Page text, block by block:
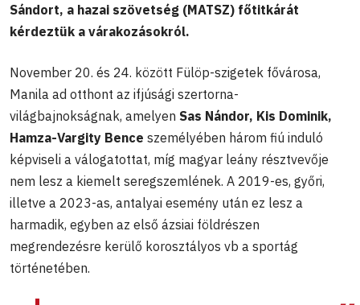
Sándort, a hazai szövetség (MATSZ) főtitkárát
kérdeztük a várakozásokról.
November 20. és 24. között Fülöp-szigetek fővárosa,
Manila ad otthont az ifjúsági szertorna-
világbajnokságnak, amelyen Sas Nándor, Kis Dominik,
Hamza-Vargity Bence személyében három fiú induló
képviseli a válogatottat, míg magyar leány résztvevője
nem lesz a kiemelt seregszemlének. A 2019-es, győri,
illetve a 2023-as, antalyai esemény után ez lesz a
harmadik, egyben az első ázsiai földrészen
megrendezésre kerülő korosztályos vb a sportág
történetében.